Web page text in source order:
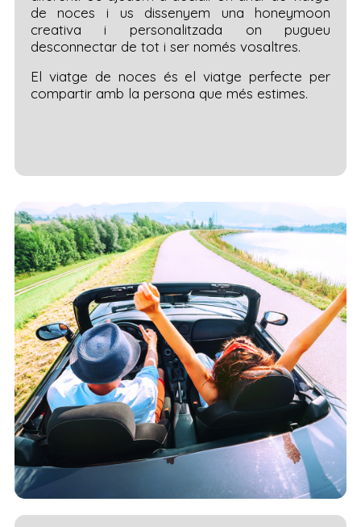
de noces i us dissenyem una honeymoon
creativa i personalitzada on pugueu
desconnectar de tot i ser només vosaltres.
El viatge de noces és el viatge perfecte per
compartir amb la persona que més estimes.